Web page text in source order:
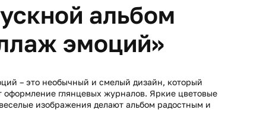
альбом
эмоций»
– это необычный и смелый дизайн, который
оформление глянцевых журналов. Яркие цветовые
изображения делают альбом радостным и